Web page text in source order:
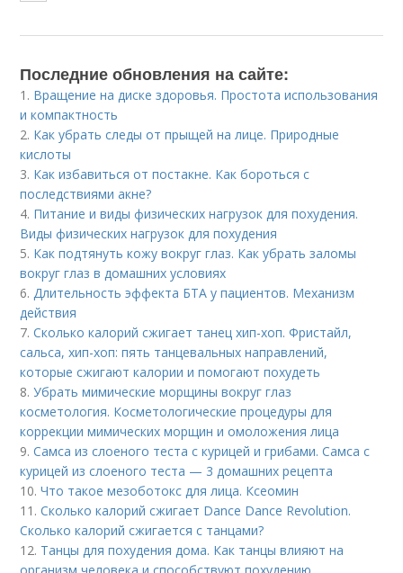
Последние обновления на сайте:
1. Вращение на диске здоровья. Простота использования
и компактность
2. Как убрать следы от прыщей на лице. Природные
кислоты
3. Как избавиться от постакне. Как бороться с
последствиями акне?
4. Питание и виды физических нагрузок для похудения.
Виды физических нагрузок для похудения
5. Как подтянуть кожу вокруг глаз. Как убрать заломы
вокруг глаз в домашних условиях
6.Длительность эффекта БТА у пациентов. Механизм
действия
7.Сколько калорий сжигает танец хип-хоп. Фристайл,
сальса, хип-хоп: пять танцевальных направлений,
которые сжигают калории и помогают похудеть
8.Убрать мимические морщины вокруг глаз
косметология. Косметологические процедуры для
коррекции мимических морщин и омоложения лица
9.Самса из слоеного теста с курицей и грибами. Самса с
курицей из слоеного теста — 3 домашних рецепта
10.Что такое мезоботокс для лица. Ксеомин
11.Сколько калорий сжигает Dance Dance Revolution.
Сколько калорий сжигается с танцами?
12. Танцы для похудения дома. Как танцы влияют на